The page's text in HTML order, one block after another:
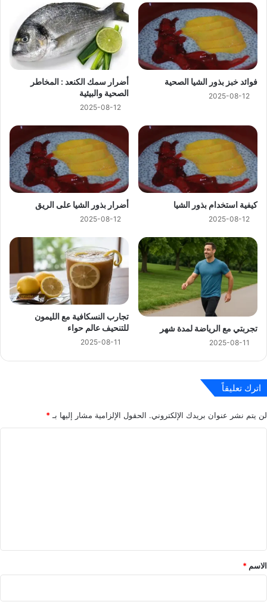
فوائد خبز بذور الشيا الصحية
2025-08-12
أضرار سمك الكنعد : المخاطر
الصحية والبيئية
2025-08-12
كيفية استخدام بذور الشيا
2025-08-12
أضرار بذور الشيا على الريق
2025-08-12
تجربتي مع الرياضة لمدة شهر
2025-08-11
تجارب النسكافية مع الليمون
للتنحيف عالم حواء
2025-08-11
اترك تعليقاً
لن يتم نشر عنوان بريدك الإلكتروني. الحقول الإلزامية مشار إليها بـ *
*
الاسم *